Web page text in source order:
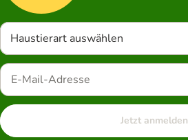
Haustierart auswählen
Jetzt anmelden